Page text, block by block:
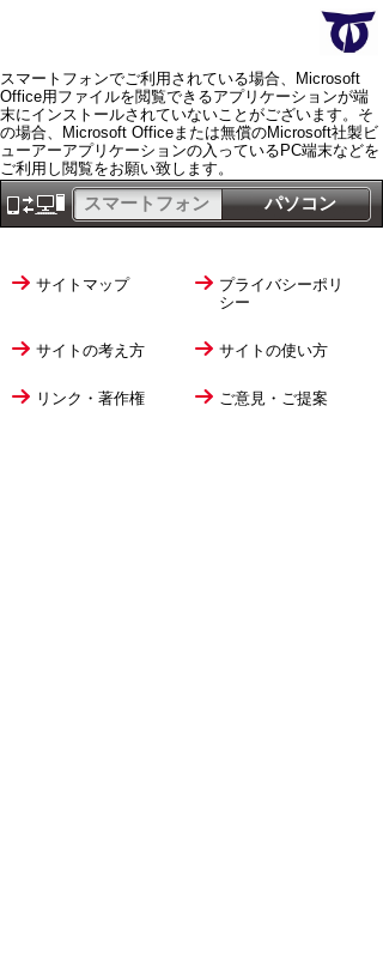
スマートフォンでご利用されている場合、Microsoft
Office用ファイルを閲覧できるアプリケーションが端
末にインストールされていないことがございます。そ
の場合、Microsoft Officeまたは無償のMicrosoft社製ビ
ューアーアプリケーションの入っているPC端末などを
ご利用し閲覧をお願い致します。
パソコン
スマートフォン
サイトマップ
プライバシーポリ
シー
サイトの考え方 サイトの使い方
リンク・著作権 ご意見・ご提案